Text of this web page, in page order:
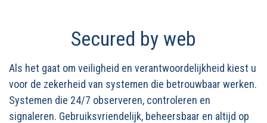
Secured by web
Als het gaat om veiligheid en verantwoordelijkheid kiest u
voor de zekerheid van systemen die betrouwbaar werken.
Systemen die 24/7 observeren, controleren en
signaleren. Gebruiksvriendelijk, beheersbaar en altijd op